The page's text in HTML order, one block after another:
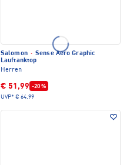
Salomon · Sense Aero Graphic
Lauftanktop
Herren
€ 51,99 -20 %
UVP* € 64,99